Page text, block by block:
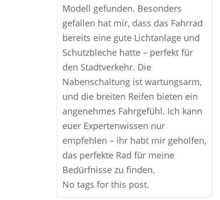
Modell gefunden. Besonders
gefallen hat mir, dass das Fahrrad
bereits eine gute Lichtanlage und
Schutzbleche hatte – perfekt für
den Stadtverkehr. Die
Nabenschaltung ist wartungsarm,
und die breiten Reifen bieten ein
angenehmes Fahrgefühl. Ich kann
euer Expertenwissen nur
empfehlen – ihr habt mir geholfen,
das perfekte Rad für meine
Bedürfnisse zu finden.
No tags for this post.